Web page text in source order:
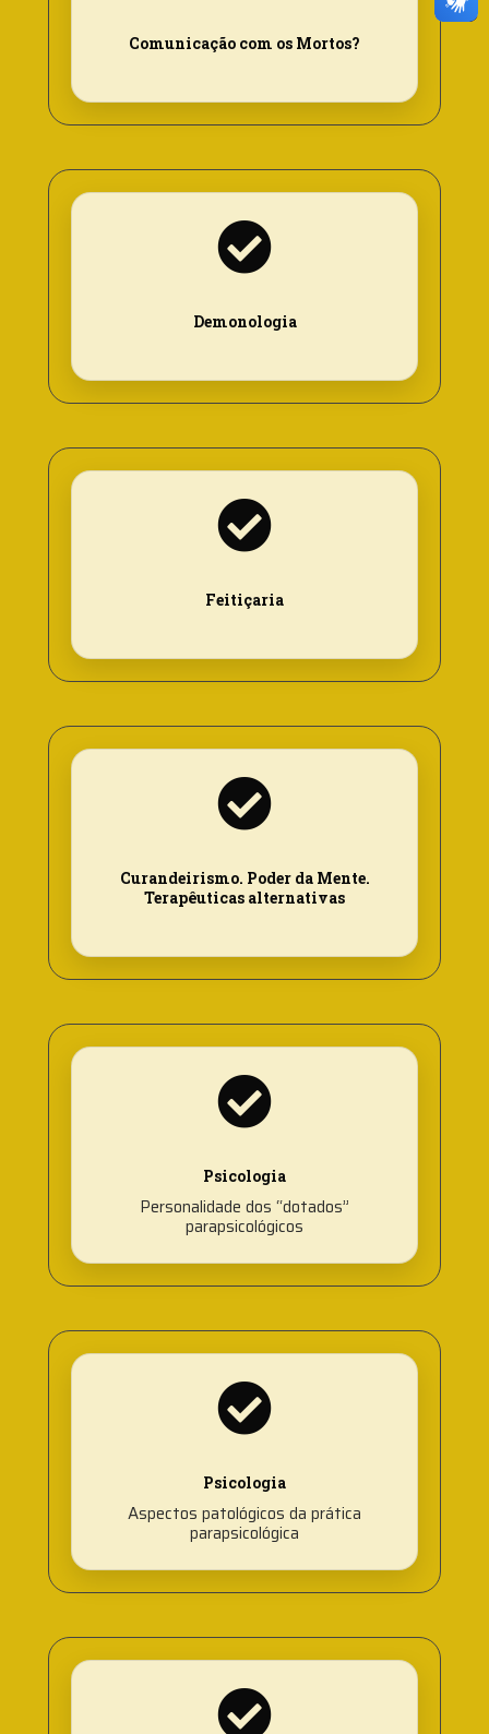
Comunicação com os Mortos?
Demonologia
Feitiçaria
Curandeirismo. Poder da Mente.
Terapêuticas alternativas
Psicologia
Personalidade dos “dotados”
parapsicológicos
Psicologia
Aspectos patológicos da prática
parapsicológica